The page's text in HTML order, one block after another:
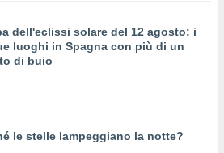
dell'eclissi solare del 12 agosto: i
luoghi in Spagna con più di un
di buio
le stelle lampeggiano la notte?